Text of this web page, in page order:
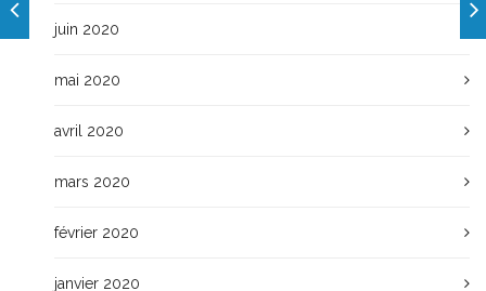
juin 2020
mai 2020
avril 2020
mars 2020
février 2020
janvier 2020